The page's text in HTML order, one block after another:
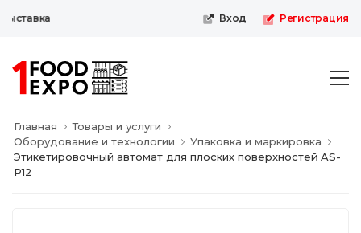
Вход Регистрация
Главная
Товары и услуги
Оборудование и технологии
Упаковка и маркировка
Этикетировочный автомат для плоских поверхностей AS-
P12